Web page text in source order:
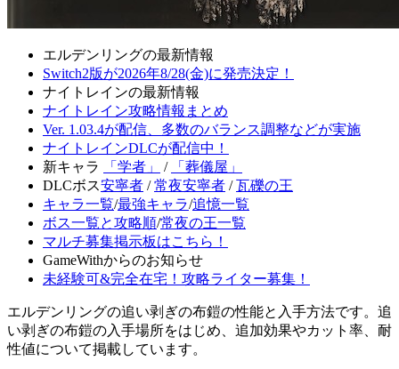
エルデンリングの最新情報
Switch2版が2026年8/28(金)に発売決定！
ナイトレインの最新情報
ナイトレイン攻略情報まとめ
Ver. 1.03.4が配信、多数のバランス調整などが実施
ナイトレインDLCが配信中！
新キャラ
「学者」 /
「葬儀屋」
DLCボス安寧者 /常夜安寧者 /瓦礫の王
キャラ一覧/最強キャラ/追憶一覧
ボス一覧と攻略順/常夜の王一覧
マルチ募集掲示板はこちら！
GameWithからのお知らせ
未経験可&完全在宅！攻略ライター募集！
エルデンリングの追い剥ぎの布鎧の性能と入手方法です。追
い剥ぎの布鎧の入手場所をはじめ、追加効果やカット率、耐
性値について掲載しています。